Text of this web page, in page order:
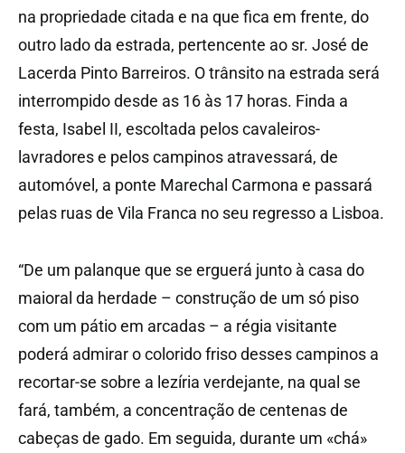
na propriedade citada e na que fica em frente, do
outro lado da estrada, pertencente ao sr. José de
Lacerda Pinto Barreiros. O trânsito na estrada será
interrompido desde as 16 às 17 horas. Finda a
festa, Isabel II, escoltada pelos cavaleiros-
lavradores e pelos campinos atravessará, de
automóvel, a ponte Marechal Carmona e passará
pelas ruas de Vila Franca no seu regresso a Lisboa.
“De um palanque que se erguerá junto à casa do
maioral da herdade – construção de um só piso
com um pátio em arcadas – a régia visitante
poderá admirar o colorido friso desses campinos a
recortar-se sobre a lezíria verdejante, na qual se
fará, também, a concentração de centenas de
cabeças de gado. Em seguida, durante um «chá»